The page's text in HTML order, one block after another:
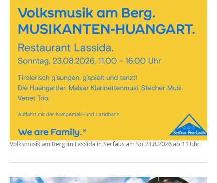
Volksmusik am Berg im Lassida in Serfaus am So 23.8.2026 ab 11 Uhr